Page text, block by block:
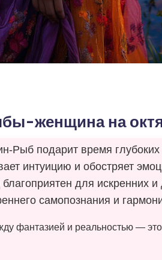
женщина на
Рыб подарит время глубоких
интуицию и обостряет
для искренних
самопознания и
фантазией и реальностью —